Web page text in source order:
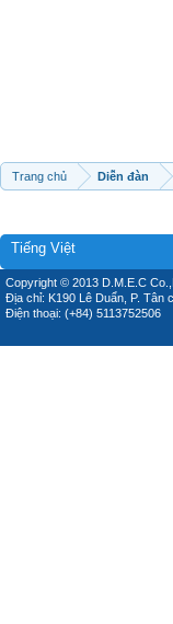
Trang chủ Diễn đàn
Tiếng Việt
Copyright © 2013 D.M.E.C
Địa chỉ: K190 Lê Duẩn, P. Tân
Điện thoại: (+84) 5113752506